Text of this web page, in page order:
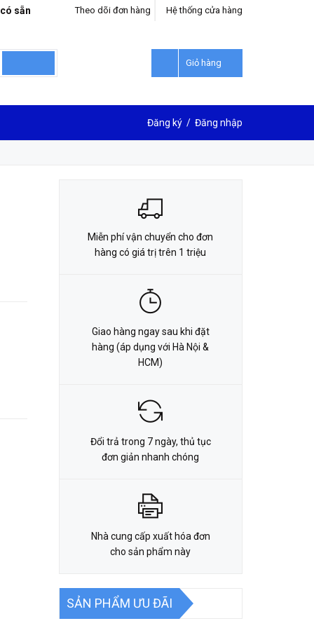
sẵn Hệ thống cửa hàng
Theo dõi đơn hàng
Giỏ hàng
Đăng ký / Đăng nhập
LIÊN HỆ ĐẶT HÀNG
Miễn phí vận chuyển cho đơn
hàng có giá trị trên 1 triệu
Giao hàng ngay sau khi đặt
hàng (áp dụng với Hà Nội &
HCM)
Đổi trả trong 7 ngày, thủ tục
đơn giản nhanh chóng
Nhà cung cấp xuất hóa đơn
cho sản phẩm này
SẢN PHẨM ƯU ĐÃI